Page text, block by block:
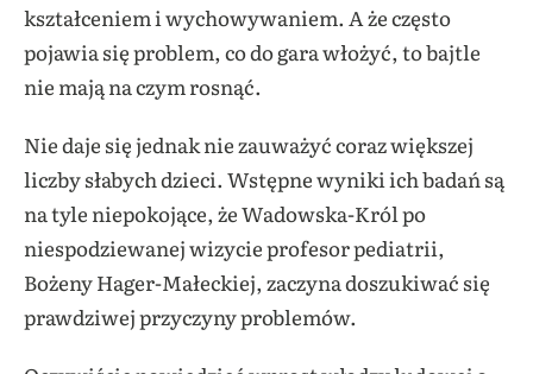
kształceniem i wychowywaniem. A że często
pojawia się problem, co do gara włożyć, to bajtle
nie mają na czym rosnąć.
Nie daje się jednak nie zauważyć coraz większej
liczby słabych dzieci. Wstępne wyniki ich badań są
na tyle niepokojące, że Wadowska-Król po
niespodziewanej wizycie profesor pediatrii,
Bożeny Hager-Małeckiej, zaczyna doszukiwać się
prawdziwej przyczyny problemów.